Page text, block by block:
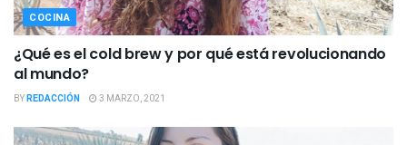
COCINA
¿Qué es el cold brew y por qué está revolucionando
al mundo?
BYREDACCIÓN 3 MARZO, 2021